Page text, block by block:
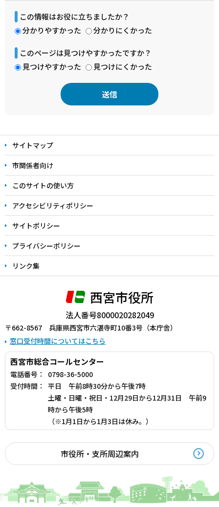
この情報はお役に立ちましたか？
分かりやすかった
分かりにくかった
このページは見つけやすかったですか？
見つけやすかった
見つけにくかった
文
こ
こ
ま
で
サイトマップ
市関係者向け
このサイトの使い方
アクセシビリティポリシー
サイトポリシー
プライバシーポリシー
リンク集
西宮市役所
法人番号8000020282049
〒662-8567 兵庫県西宮市六湛寺町10番3号（本庁舎）
窓口受付時間についてはこちら
西宮市総合コールセンター
電話番号：
0798-36-5000
受付時間：
平日 午前8時30分から午後7時
土曜・日曜・祝日・12月29日から12月31日 午前9
時から午後5時
（※1月1日から1月3日は休み。）
市役所・支所周辺案内